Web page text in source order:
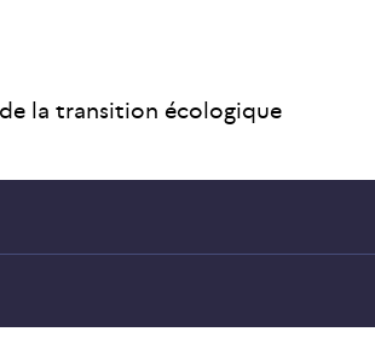
la transition écologique